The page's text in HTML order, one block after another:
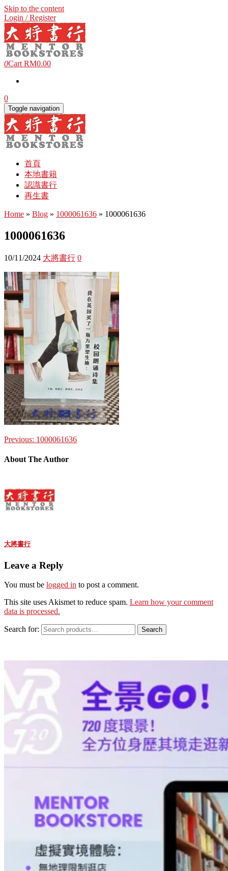
Skip to the content
Login / Register
0Cart RM0.00
0
Toggle navigation
首頁
本地書籍
認識書行
再生書
Home » Blog » 1000061636 » 1000061636
1000061636
10/11/2024 大將書行 0
Previous: 1000061636
About The Author
大將書行
Leave a Reply
You must be logged in to post a comment.
This site uses Akismet to reduce spam. Learn how your comment
data is processed.
Search for: Search